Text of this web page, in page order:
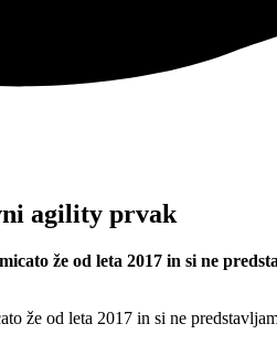
agility prvak
že od leta 2017 in si ne
že od leta 2017 in si ne